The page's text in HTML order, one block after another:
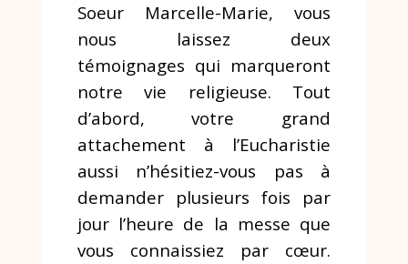
Soeur Marcelle-Marie, vous
nous laissez deux
témoignages qui marqueront
notre vie religieuse. Tout
d’abord, votre grand
attachement à l’Eucharistie
aussi n’hésitiez-vous pas à
demander plusieurs fois par
jour l’heure de la messe que
vous connaissiez par cœur.